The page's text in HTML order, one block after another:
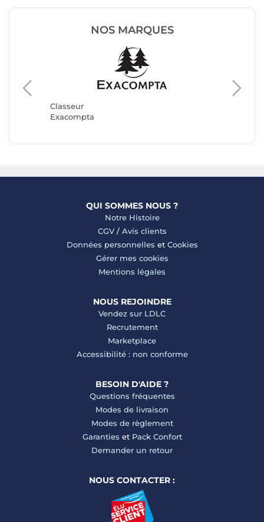
NOS MARQUES
Classeur
Exacompta
QUI SOMMES NOUS ?
Notre Histoire
CGV/ Avis clients
Données personnelles et Cookies
Gérer mes cookies
Mentions légales
NOUS REJOINDRE
Vendez sur LDLC
Recrutement
Marketplace
Accessibilité : non conforme
BESOIN D'AIDE ?
Questions fréquentes
Modes de livraison
Modes de règlement
Garanties et Pack Confort
Demander un retour
NOUS CONTACTER :